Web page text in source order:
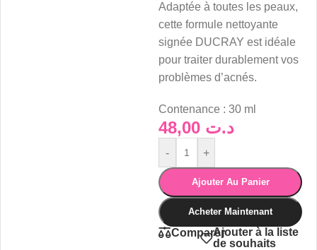
Adaptée à toutes les peaux,
cette formule nettoyante
signée DUCRAY est idéale
pour traiter durablement vos
problèmes d’acnés.
Contenance : 30 ml
د.ت
- +
Ajouter Au Panier
Acheter Maintenant
ComparerAjouter à la liste
de souhaits